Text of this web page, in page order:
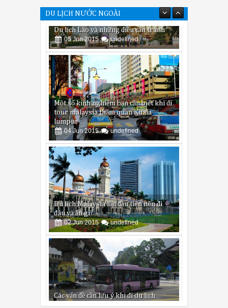
DU LỊCH NƯỚC NGOÀI
Một số kinh nghiệm bạn cần biết khi đi
tour malaysia thăm quan Kuala
lumpur
04 Jun 2015 undefined
Du lịch Malaysia lần đầu tiên nên đi
đâu và ăn gì?
02 Jun 2015 undefined
Các vấn đề cần lưu ý khi đi du lịch
Malaysia
29 May 2015 undefined